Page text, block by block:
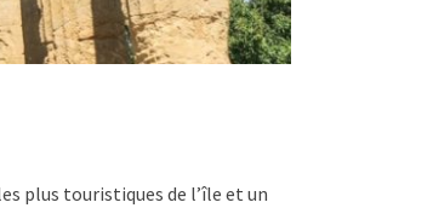
plus touristiques de l’île et un